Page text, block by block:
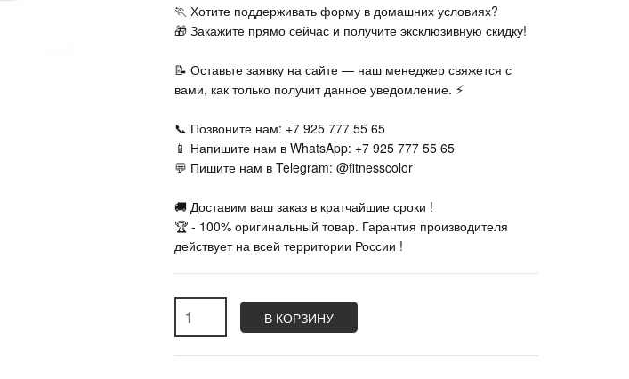
🏃‍ Хотите поддерживать форму в домашних условиях?
🎁 Закажите прямо сейчас и получите эксклюзивную скидку!
📝 Оставьте заявку на сайте — наш менеджер свяжется с
вами, как только получит данное уведомление. ⚡
📞 Позвоните нам: +7 925 777 55 65
📱 Напишите нам в WhatsApp: +7 925 777 55 65
💬 Пишите нам в Telegram: @fitnesscolor
🚚 Доставим ваш заказ в кратчайшие сроки !
🏆 - 100% оригинальный товар. Гарантия производителя
действует на всей территории России !
В КОРЗИНУ